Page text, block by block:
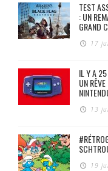
TEST
: UN
GRAND
17
IL Y A
UN
13
19